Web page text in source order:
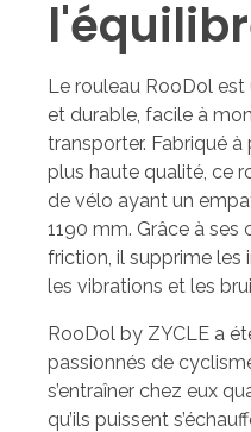
Le rouleau RooDol
et durable, facile à
transporter. Fabriqué
plus haute qualité, ce
de vélo ayant un
1190 mm. Grâce à
friction, il supprime les
les vibrations et les
RooDol by ZYCLE a
passionnés de
s’entraîner chez eux
qu’ils puissent